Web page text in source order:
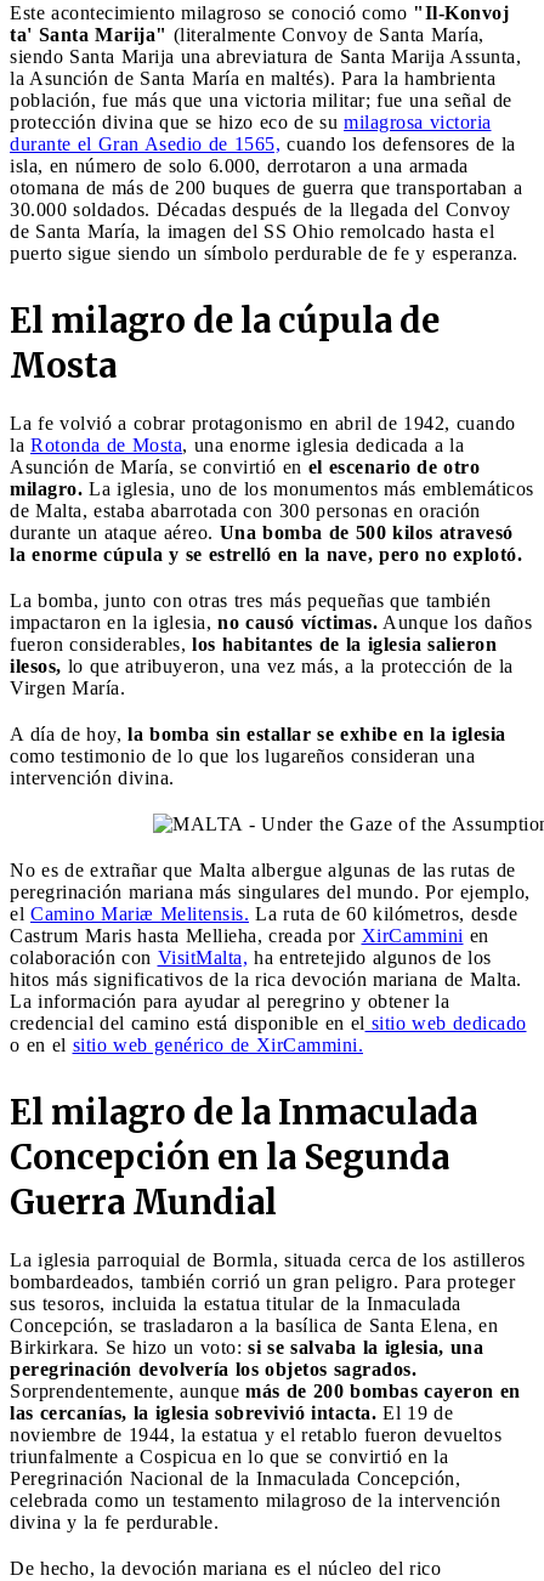
Este acontecimiento milagroso se conoció como "Il-Konvoj
ta' Santa Marija" (literalmente Convoy de Santa María,
siendo Santa Marija una abreviatura de Santa Marija Assunta,
la Asunción de Santa María en maltés). Para la hambrienta
población, fue más que una victoria militar; fue una señal de
protección divina que se hizo eco de su milagrosa victoria
durante el Gran Asedio de 1565, cuando los defensores de la
isla, en número de solo 6.000, derrotaron a una armada
otomana de más de 200 buques de guerra que transportaban a
30.000 soldados. Décadas después de la llegada del Convoy
de Santa María, la imagen del SS Ohio remolcado hasta el
puerto sigue siendo un símbolo perdurable de fe y esperanza.
El milagro de la cúpula de
Mosta
La fe volvió a cobrar protagonismo en abril de 1942, cuando
la Rotonda de Mosta, una enorme iglesia dedicada a la
Asunción de María, se convirtió en el escenario de otro
milagro. La iglesia, uno de los monumentos más emblemáticos
de Malta, estaba abarrotada con 300 personas en oración
durante un ataque aéreo. Una bomba de 500 kilos atravesó
la enorme cúpula y se estrelló en la nave, pero no explotó.
La bomba, junto con otras tres más pequeñas que también
impactaron en la iglesia, no causó víctimas. Aunque los daños
fueron considerables, los habitantes de la iglesia salieron
ilesos, lo que atribuyeron, una vez más, a la protección de la
Virgen María.
A día de hoy, la bomba sin estallar se exhibe en la iglesia
como testimonio de lo que los lugareños consideran una
intervención divina.
No es de extrañar que Malta albergue algunas de las rutas de
peregrinación mariana más singulares del mundo. Por ejemplo,
el Camino Mariæ Melitensis. La ruta de 60 kilómetros, desde
Castrum Maris hasta Mellieha, creada por XirCammini en
colaboración con VisitMalta, ha entretejido algunos de los
hitos más significativos de la rica devoción mariana de Malta.
La información para ayudar al peregrino y obtener la
credencial del camino está disponible en el sitio web dedicado
o en el sitio web genérico de XirCammini.
El milagro de la Inmaculada
Concepción en la Segunda
Guerra Mundial
La iglesia parroquial de Bormla, situada cerca de los astilleros
bombardeados, también corrió un gran peligro. Para proteger
sus tesoros, incluida la estatua titular de la Inmaculada
Concepción, se trasladaron a la basílica de Santa Elena, en
Birkirkara. Se hizo un voto: si se salvaba la iglesia, una
peregrinación devolvería los objetos sagrados.
Sorprendentemente, aunque más de 200 bombas cayeron en
las cercanías, la iglesia sobrevivió intacta. El 19 de
noviembre de 1944, la estatua y el retablo fueron devueltos
triunfalmente a Cospicua en lo que se convirtió en la
Peregrinación Nacional de la Inmaculada Concepción,
celebrada como un testamento milagroso de la intervención
divina y la fe perdurable.
De hecho, la devoción mariana es el núcleo del rico